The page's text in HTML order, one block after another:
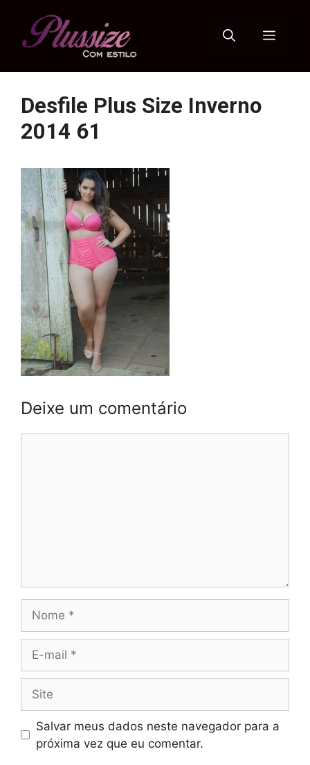
Menu
Desfile Plus Size Inverno
2014 61
Deixe um comentário
mail
Salvar meus dados neste navegador para a
próxima vez que eu comentar.